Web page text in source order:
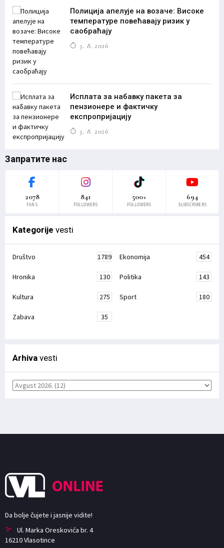
Полиција апелује на возаче: Високе
температуре повећавају ризик у
саобраћају
5. 8. 2026
Исплата за набавку пакета за
пензионере и фактичку
експропријацију
5. 8. 2026
Запратите нас
2078
FANS
841
FOLLOWERS
500+
FOLLOWERS
694
SUBSCRIBERS
Kategorije vesti
Društvo 1789 Ekonomija 454
Hronika 130 Politika 143
Kultura 275 Sport 180
Zabava 35
Arhiva vesti
Da bolje čujete i jasnije vidite!
Ul. Marka Oreskovića br. 4
16210 Vlasotince